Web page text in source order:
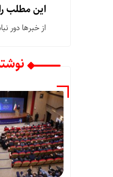
این مطلب
از خبرها دور